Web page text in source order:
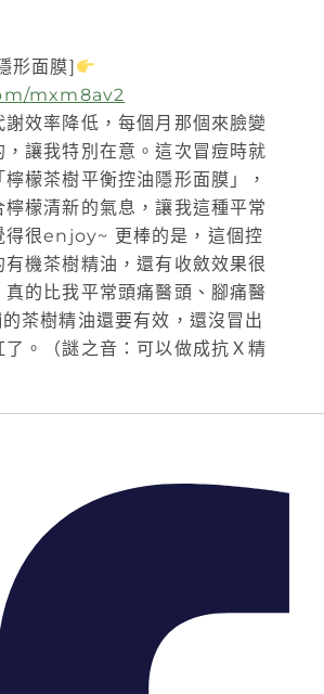
形面膜]
mxm8av2
效率降低，每個月那個來臉變
讓我特別在意。這次冒痘時就
檬茶樹平衡控油隱形面膜」，
檬清新的氣息，讓我這種平常
得很enjoy~ 更棒的是，這個控
機茶樹精油，還有收斂效果很
的比我平常頭痛醫頭、腳痛醫
茶樹精油還要有效，還沒冒出
。（謎之音：可以做成抗Ｘ精